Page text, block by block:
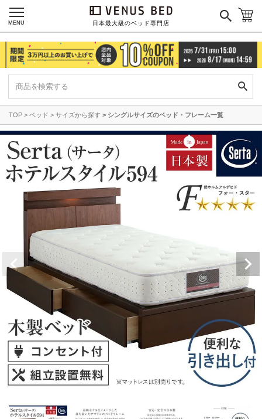
日本最大級のベッド専門店
MENU
TOP ベッド サイズから探す シングルサイズのベッド・フレーム一覧